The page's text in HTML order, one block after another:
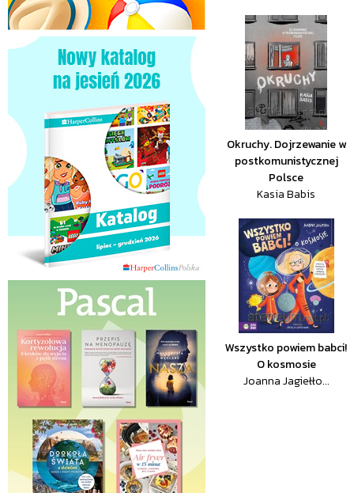
Okruchy. Dojrzewanie w
postkomunistycznej
Polsce
Kasia Babis
Wszystko powiem babci!
O kosmosie
Joanna Jagiełło...